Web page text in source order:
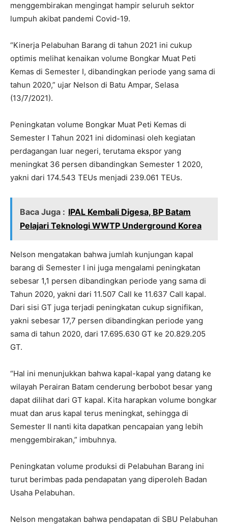
menggembirakan mengingat hampir seluruh sektor
lumpuh akibat pandemi Covid-19.
“Kinerja Pelabuhan Barang di tahun 2021 ini cukup
optimis melihat kenaikan volume Bongkar Muat Peti
Kemas di Semester I, dibandingkan periode yang sama di
tahun 2020,” ujar Nelson di Batu Ampar, Selasa
(13/7/2021).
Peningkatan volume Bongkar Muat Peti Kemas di
Semester I Tahun 2021 ini didominasi oleh kegiatan
perdagangan luar negeri, terutama ekspor yang
meningkat 36 persen dibandingkan Semester 1 2020,
yakni dari 174.543 TEUs menjadi 239.061 TEUs.
Baca Juga : IPAL Kembali Digesa, BP Batam
Pelajari Teknologi WWTP Underground Korea
Nelson mengatakan bahwa jumlah kunjungan kapal
barang di Semester I ini juga mengalami peningkatan
sebesar 1,1 persen dibandingkan periode yang sama di
Tahun 2020, yakni dari 11.507 Call ke 11.637 Call kapal.
Dari sisi GT juga terjadi peningkatan cukup signifikan,
yakni sebesar 17,7 persen dibandingkan periode yang
sama di tahun 2020, dari 17.695.630 GT ke 20.829.205
GT.
“Hal ini menunjukkan bahwa kapal-kapal yang datang ke
wilayah Perairan Batam cenderung berbobot besar yang
dapat dilihat dari GT kapal. Kita harapkan volume bongkar
muat dan arus kapal terus meningkat, sehingga di
Semester II nanti kita dapatkan pencapaian yang lebih
menggembirakan,” imbuhnya.
Peningkatan volume produksi di Pelabuhan Barang ini
turut berimbas pada pendapatan yang diperoleh Badan
Usaha Pelabuhan.
Nelson mengatakan bahwa pendapatan di SBU Pelabuhan